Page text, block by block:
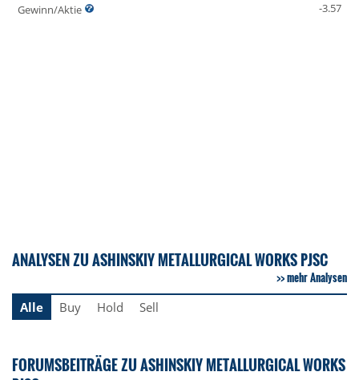
Gewinn/Aktie
-3.57
ANALYSEN ZU ASHINSKIY METALLURGICAL WORKS PJSC
mehr Analysen
Alle
Buy Hold Sell
FORUMSBEITRÄGE ZU ASHINSKIY METALLURGICAL WORKS